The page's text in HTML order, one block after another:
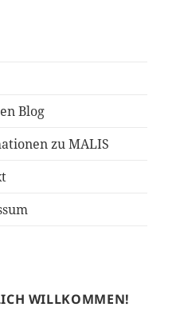
Blog
zu MALIS
WILLKOMMEN!